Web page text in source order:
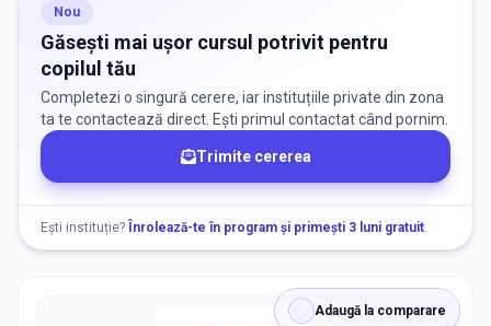
CATEGORII
Selectează Categorii
Vârstă
Nou
Găsești mai ușor cursul potrivit pentru
copilul tău
Completezi o singură cerere, iar instituțiile private din zona
ta te contactează direct. Ești primul contactat când pornim.
Trimite cererea
Ești instituție? Înrolează-te în program și primești 3 luni gratuit.
Adaugă la comparare